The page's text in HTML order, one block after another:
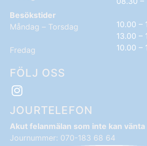
Besökstider
Måndag – Torsdag
Fredag
10.00 –
13.00 –
10.00 –
FÖLJ OSS
JOURTELEFON
Akut felanmälan som inte kan vänta
Journummer: 070-183 68 64